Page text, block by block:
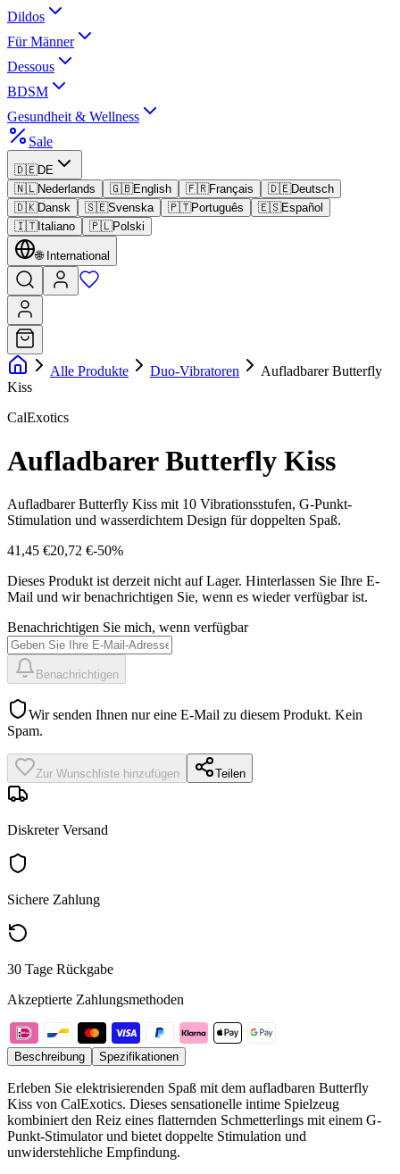
Dildos
Für Männer
Dessous
BDSM
Gesundheit & Wellness
Sale
🇩🇪DE
🇳🇱Nederlands 🇬🇧English 🇫🇷Français 🇩🇪Deutsch
🇩🇰Dansk 🇸🇪Svenska 🇵🇹Português 🇪🇸Español
🇮🇹Italiano 🇵🇱Polski
🌐 International
Alle Produkte Duo-Vibratoren
Aufladbarer Butterfly
Kiss
CalExotics
Aufladbarer Butterfly Kiss
Aufladbarer Butterfly Kiss mit 10 Vibrationsstufen, G-Punkt-
Stimulation und wasserdichtem Design für doppelten Spaß.
41,45 €20,72 €-50%
Dieses Produkt ist derzeit nicht auf Lager. Hinterlassen Sie Ihre E-
Mail und wir benachrichtigen Sie, wenn es wieder verfügbar ist.
Benachrichtigen Sie mich, wenn verfügbar
Benachrichtigen
Wir senden Ihnen nur eine E-Mail zu diesem Produkt. Kein
Spam.
Zur Wunschliste hinzufügen Teilen
Diskreter Versand
Sichere Zahlung
30 Tage Rückgabe
Akzeptierte Zahlungsmethoden
Beschreibung Spezifikationen
Erleben Sie elektrisierenden Spaß mit dem aufladbaren Butterfly
Kiss von CalExotics. Dieses sensationelle intime Spielzeug
kombiniert den Reiz eines flatternden Schmetterlings mit einem G-
Punkt-Stimulator und bietet doppelte Stimulation und
unwiderstehliche Empfindung.